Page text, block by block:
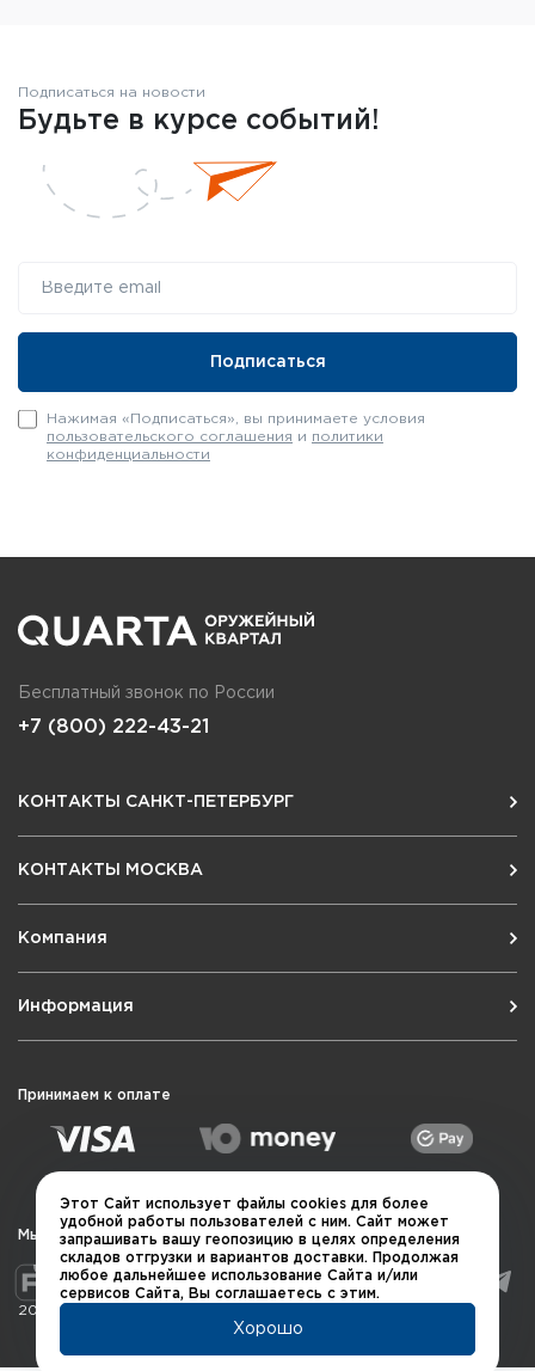
Подписаться на новости
Будьте в курсе событий!
Нажимая «Подписаться», вы принимаете условия
пользовательского соглашения и политики
конфиденциальности
Бесплатный звонок по России
+7 (800) 222-43-21
КОНТАКТЫ САНКТ-ПЕТЕРБУРГ
КОНТАКТЫ МОСКВА
Компания
Информация
Принимаем к оплате
Мы в социальных сетях
2026 © QUARTA "Оружейный квартал"
Этот Сайт использует файлы cookies для более
удобной работы пользователей с ним. Сайт может
запрашивать вашу геопозицию в целях определения
складов отгрузки и вариантов доставки. Продолжая
любое дальнейшее использование Сайта и/или
сервисов Сайта, Вы соглашаетесь с этим.
Хорошо